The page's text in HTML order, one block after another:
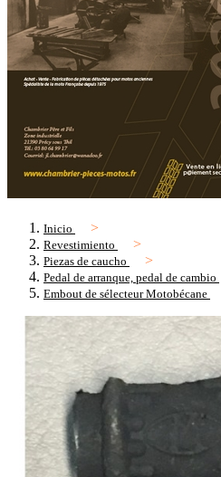
Inicio
Revestimiento
Piezas de caucho
Pedal de arranque, pedal de cambio
Embout de sélecteur Motobécane